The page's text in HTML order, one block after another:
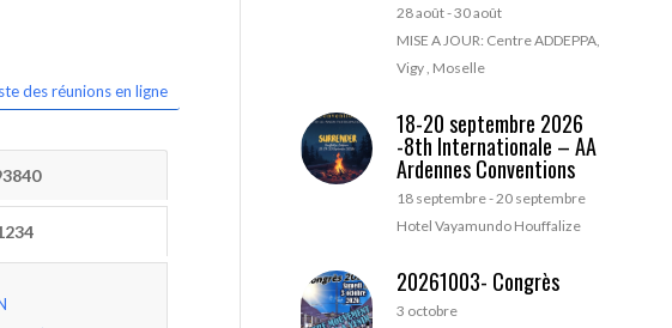
des réunions en ligne
28 août-30 août
MISE A JOUR: Centre ADDEPPA,
Vigy , Moselle
18-20 septembre 2026
-8th Internationale – AA
Ardennes Conventions
18 septembre-20 septembre
Hotel Vayamundo Houffalize
20261003- Congrès
3 octobre